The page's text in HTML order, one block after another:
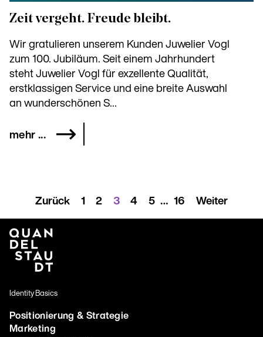
Zeit vergeht. Freude bleibt.
Wir gratulieren unserem Kunden Juwelier Vogl
zum 100. Jubiläum. Seit einem Jahrhundert
steht Juwelier Vogl für exzellente Qualität,
erstklassigen Service und eine breite Auswahl
an wunderschönen S...
mehr ...
Seitennummerierung
der
Beiträge
Zurück 1 2 3 4 5 … 16 Weiter
Identity Basics
Positionierung & Strategie
Marketing